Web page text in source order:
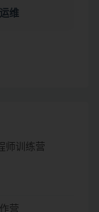
维
师训练营
营